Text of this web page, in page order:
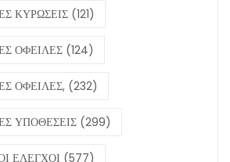
ΚΥΡΩΣΕΙΣ (121)
ΟΦΕΙΛΕΣ (124)
ΟΦΕΙΛΕΣ, (232)
ΥΠΟΘΕΣΕΙΣ (299)
ΕΛΕΓΧΟΙ (577)